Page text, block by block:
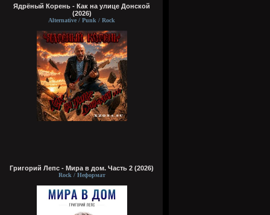
Ядрёный Корень - Как на улице Донской
(2026)
Alternative / Punk / Rock
Григорий Лепс - Мира в дом. Часть 2 (2026)
Rock / Неформат